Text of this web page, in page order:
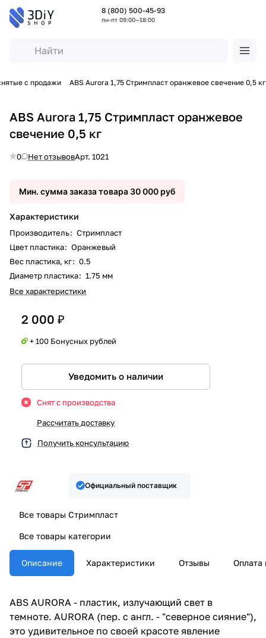
8 (800) 500-45-93
пн-пт 09:00—18:00
с продажи ABS Aurora 1,75 Стримпласт оранжевое свечение 0,5 кг
ABS Aurora 1,75 Стримпласт оранжевое
свечение 0,5 кг
0 Нет отзывовАрт. 1021
Мин. сумма заказа товара 30 000 руб
Характеристики
Производитель: Стримпласт
Цвет пластика: Оранжевый
Вес пластика, кг: 0.5
Диаметр пластика: 1.75 мм
Все характеристики
2 000 ₽
+ 100 Бонусных рублей
Уведомить о наличии
Снят с производства
Рассчитать доставку
Получить консультацию
Официальный поставщик
Все товары Стримпласт
Все товары категории
Описание Характеристики Отзывы Оплата
ABS AURORA - пластик, излучающий свет в
темноте. AURORA (пер. с англ. - "северное сияние"),
это удивительное по своей красоте явление